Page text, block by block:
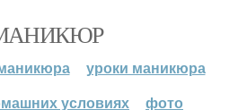
уроки маникюра
условиях
фото